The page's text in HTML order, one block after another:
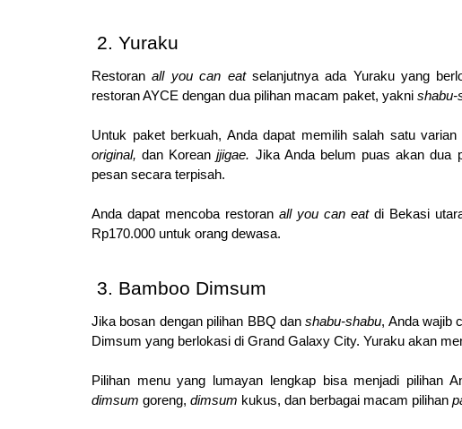
Yuraku
Restoran all you can eat selanjutnya ada Yuraku yang
restoran AYCE dengan dua pilihan macam paket, yakni shabu-
Untuk paket berkuah, Anda dapat memilih salah satu
original, dan Korean jjigae. Jika Anda belum puas akan dua
pesan secara terpisah.
Anda dapat mencoba restoran all you can eat di Bekasi
Rp170.000 untuk orang dewasa.
Bamboo Dimsum
Jika bosan dengan pilihan BBQ dan shabu-shabu, Anda wajib
Dimsum yang berlokasi di Grand Galaxy City. Yuraku akan
dimsum goreng, dimsum kukus, dan berbagai macam pilihan